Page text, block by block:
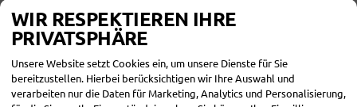
WIR RESPEKTIEREN IHRE
PRIVATSPHÄRE
Unsere Website setzt Cookies ein, um unsere Dienste für Sie
bereitzustellen. Hierbei berücksichtigen wir Ihre Auswahl und
verarbeiten nur die Daten für Marketing, Analytics und Personalisierung,